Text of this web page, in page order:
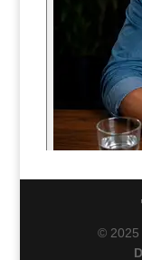
© 2025